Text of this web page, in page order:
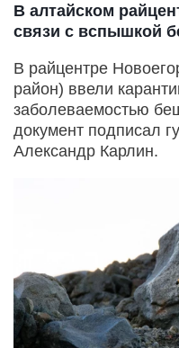
В алтайском
связи с вспышкой
В райцентре
район) ввели
заболеваемостью
документ подписал
Александр Карлин.